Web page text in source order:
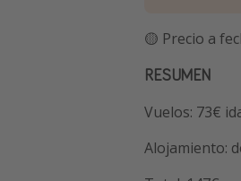
🟡 Precio a
RESUMEN
Vuelos: 73€
Alojamiento: